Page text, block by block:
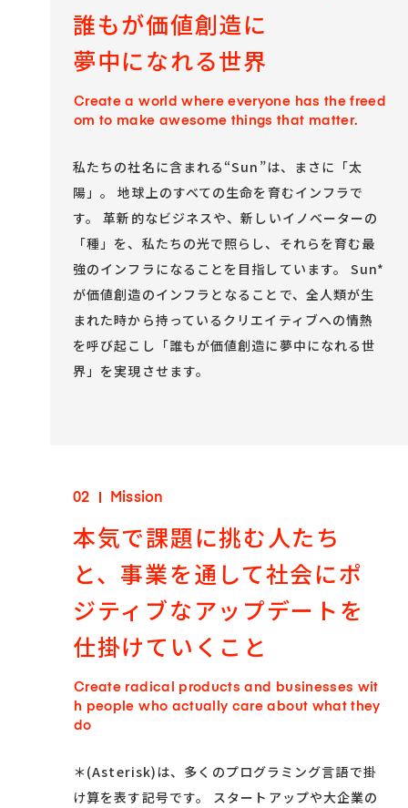
Talent Platform
メッセージ
DX 事業共創
人材・チーム
コミュニティ
IR（English）
経営方針
IRライブラリ
IRお問い合わせ
Career
企業理念
福利厚生
データで見るSun*
中途採用Entry
新卒採用Entry
誰もが価値創造に
夢中になれる世界
Create a world where everyone has the freed
om to make awesome things that matter.
私たちの社名に含まれる“Sun”は、まさに「太
陽」。 地球上のすべての生命を育むインフラで
す。 革新的なビジネスや、新しいイノベーターの
「種」を、私たちの光で照らし、それらを育む最
強のインフラになることを目指しています。 Sun*
が価値創造のインフラとなることで、全人類が生
まれた時から持っているクリエイティブへの情熱
を呼び起こし「誰もが価値創造に夢中になれる世
界」を実現させます。
02 Mission
本気で課題に挑む人たち
と、事業を通して社会にポ
ジティブなアップデートを
仕掛けていくこと
Create radical products and businesses wit
h people who actually care about what they
do
＊(Asterisk)は、多くのプログラミング言語で掛
け算を表す記号です。
スタートアップや大企業の